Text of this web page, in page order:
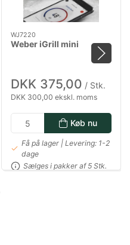
WJ7220
Weber iGrill mini
DKK 375,00 / Stk.
DKK 300,00 ekskl. moms
Køb nu
Få på lager | Levering: 1-2
dage
Sælges i pakker af 5 Stk.